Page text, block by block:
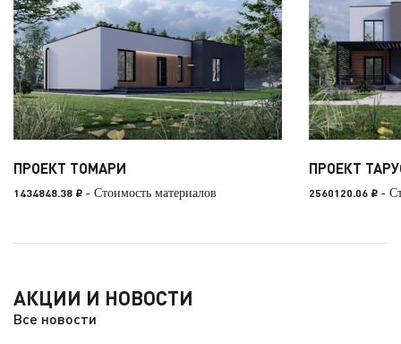
ПРОЕКТ ТОМАРИ
1434848.38 i - Стоимость материалов
ПРОЕКТ
2560120.06 i -
АКЦИИ И НОВОСТИ
Все новости